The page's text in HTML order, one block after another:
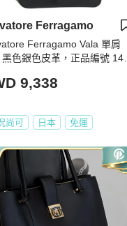
Ferragamo
Ferragamo Vala 單肩
色銀色皮革，正品編號 141
9,338
尚可 日本 免運